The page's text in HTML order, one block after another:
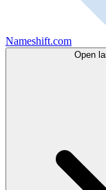
Nameshift.com
Open